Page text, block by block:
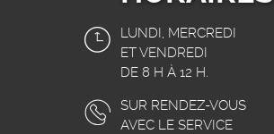
LUNDI, MERCREDI
ET VENDREDI
DE 8 H À 12 H.
SUR RENDEZ-VOUS
AVEC LE SERVICE